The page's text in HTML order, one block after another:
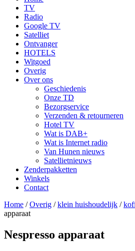
TV
Radio
Google TV
Satelliet
Ontvanger
HOTELS
Witgoed
Overig
Over ons
Geschiedenis
Onze TD
Bezorgservice
Verzenden & retourneren
Hotel TV
Wat is DAB+
Wat is Internet radio
Van Hunen nieuws
Satellietnieuws
Zenderpakketten
Winkels
Contact
Home /Overig /klein huishoudelijk /
apparaat
Nespresso apparaat